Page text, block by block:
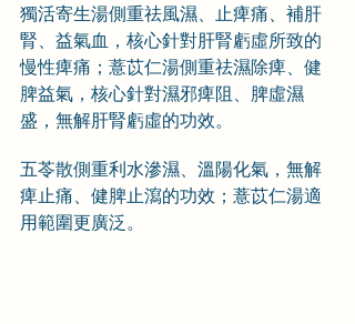
獨活寄生湯側重祛風濕、止痺痛、補肝
腎、益氣血，核心針對肝腎虧虛所致的
慢性痺痛；薏苡仁湯側重祛濕除痺、健
脾益氣，核心針對濕邪痺阻、脾虛濕
盛，無解肝腎虧虛的功效。
五苓散側重利水滲濕、溫陽化氣，無解
痺止痛、健脾止瀉的功效；薏苡仁湯適
用範圍更廣泛。